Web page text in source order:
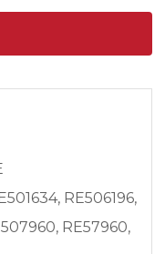
RE506196,
RE57960,